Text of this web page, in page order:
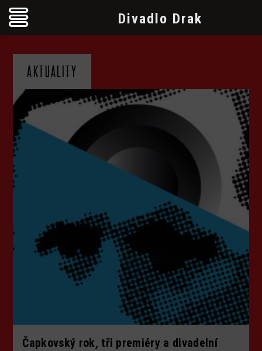
AKTUALITY
Čapkovský rok, tři premiéry a divadelní
Divadlo Drak